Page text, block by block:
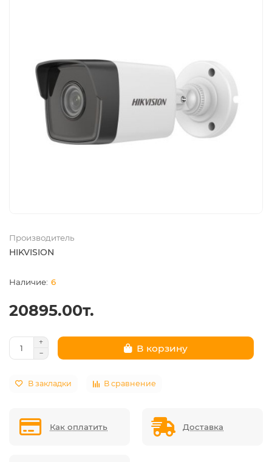
Производитель
HIKVISION
6
20895.00т.
В корзину
В закладки В сравнение
Как оплатить Доставка